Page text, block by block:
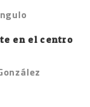
en el centro